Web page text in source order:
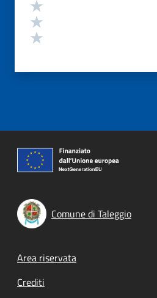
Comune di Taleggio
Footer menu
Area riservata
Crediti